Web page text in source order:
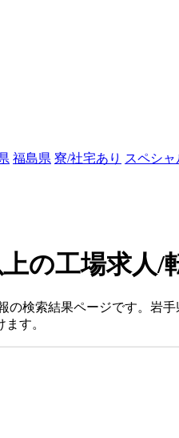
福島県 寮/社宅あり スペシャ
の工場求人/
の検索結果ページです。岩
す。